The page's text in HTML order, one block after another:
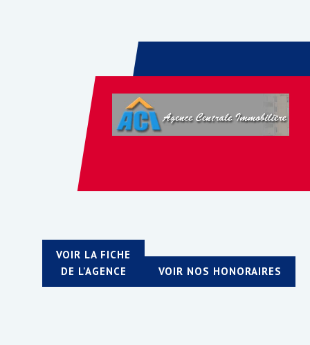
VOIR LA FICHE
DE L'AGENCE
VOIR NOS HONORAIRES